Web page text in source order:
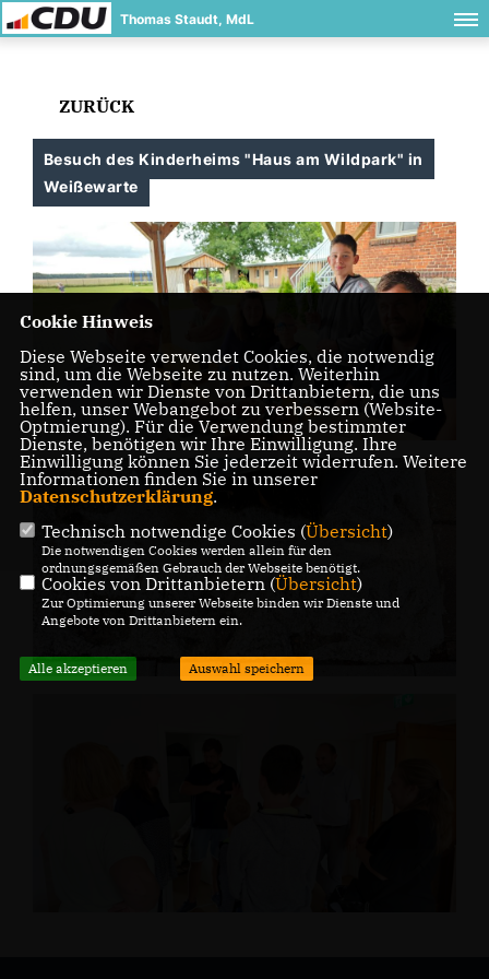
Thomas Staudt, MdL
ZURÜCK
Besuch des Kinderheims "Haus am Wildpark" in
Weißewarte
Cookie Hinweis
Diese Webseite verwendet Cookies, die notwendig
sind, um die Webseite zu nutzen. Weiterhin
verwenden wir Dienste von Drittanbietern, die uns
helfen, unser Webangebot zu verbessern (Website-
Optmierung). Für die Verwendung bestimmter
Dienste, benötigen wir Ihre Einwilligung. Ihre
Einwilligung können Sie jederzeit widerrufen. Weitere
Informationen finden Sie in unserer
Datenschutzerklärung.
Technisch notwendige Cookies (Übersicht)
Die notwendigen Cookies werden allein für den
ordnungsgemäßen Gebrauch der Webseite benötigt.
Cookies von Drittanbietern (Übersicht)
Zur Optimierung unserer Webseite binden wir Dienste und
Angebote von Drittanbietern ein.
Alle akzeptieren Auswahl speichern